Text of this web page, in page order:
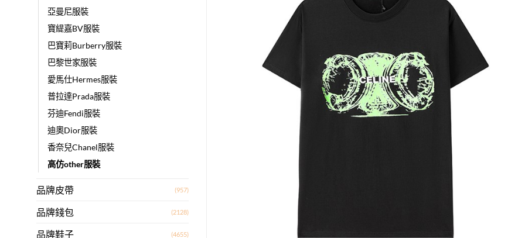
亞曼尼服裝
寶緹嘉BV服裝
巴寶莉Burberry服裝
巴黎世家服裝
愛馬仕Hermes服裝
普拉達Prada服裝
芬迪Fendi服裝
迪奧Dior服裝
香奈兒Chanel服裝
高仿other服裝
品牌皮帶 (957)
品牌錢包 (2128)
品牌鞋子 (4655)